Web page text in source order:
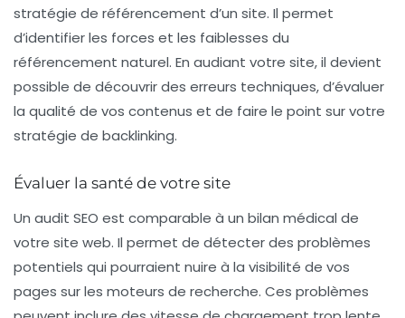
stratégie de référencement d’un site. Il permet
d’identifier les forces et les faiblesses du
référencement naturel. En audiant votre site, il devient
possible de découvrir des erreurs techniques, d’évaluer
la qualité de vos contenus et de faire le point sur votre
stratégie de backlinking.
Évaluer la santé de votre site
Un audit SEO est comparable à un bilan médical de
votre site web. Il permet de détecter des problèmes
potentiels qui pourraient nuire à la visibilité de vos
pages sur les moteurs de recherche. Ces problèmes